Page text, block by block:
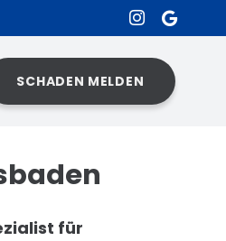
SCHADEN MELDEN
für